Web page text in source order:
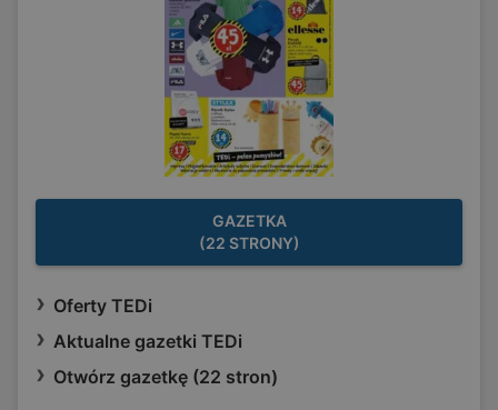
GAZETKA
(22 STRONY)
Oferty TEDi
Aktualne gazetki TEDi
Otwórz gazetkę (22 stron)